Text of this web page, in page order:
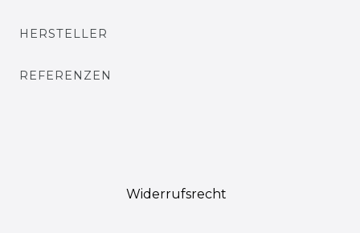
HERSTELLER
REFERENZEN
Widerrufs­recht